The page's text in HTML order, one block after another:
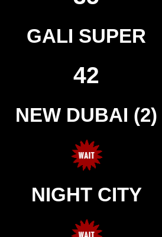
GALI SUPER
42
NEW DUBAI (2)
NIGHT CITY